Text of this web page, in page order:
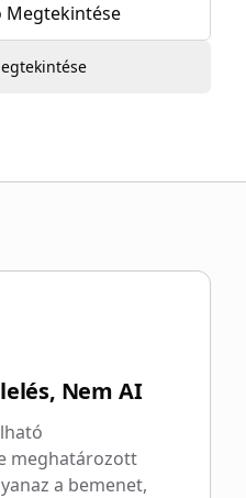
Megtekintése
blurgate.legal-t
Nem AI
meghatározott
a bemenet,